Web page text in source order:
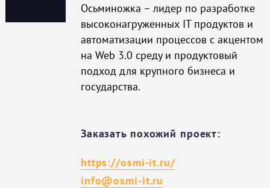
Осьминожка – лидер по разработке
высоконагруженных IT продуктов и
автоматизации процессов с акцентом
на Web 3.0 среду и продуктовый
подход для крупного бизнеса и
государства.
Заказать похожий проект:
https://osmi-it.ru/
info@osmi-it.ru